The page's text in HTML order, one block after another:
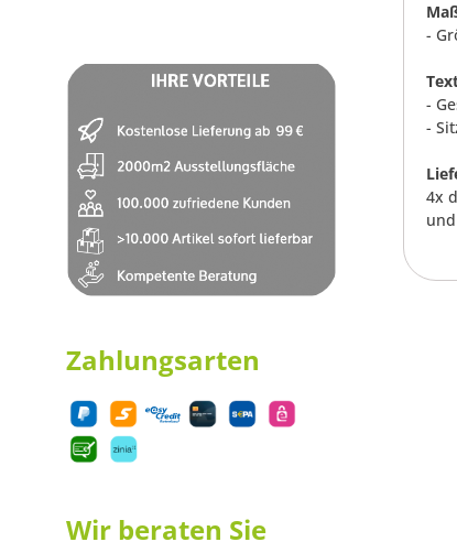
Zahlungsarten
Wir beraten Sie
-
-
-
4x